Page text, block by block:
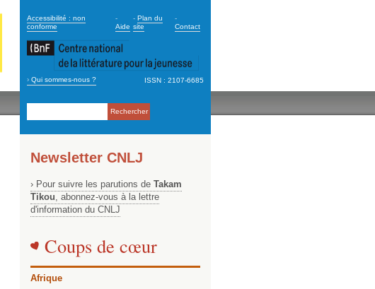
secondary_2
Accessibilité : non
conforme
-
Aide
-Plan du
site
-
Contact
Navigation
› Qui sommes-nous ? ISSN : 2107-6685
Newsletter CNLJ
› Pour suivre les parutions de Takam
Tikou, abonnez-vous à la lettre
d'information du CNLJ
Coups de cœur
Afrique